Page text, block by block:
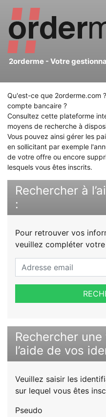
2orderme- Votre
Qu'est-ce que 2orderme.com
compte bancaire ?
Consultez cette plateforme
moyens de recherche à
Vous pouvez ainsi gérer les
en sollicitant par exemple
de votre offre ou encore
lesquels vous êtes inscrits.
Rechercher à
:
Pour retrouver vos
veuillez compléter
Rechercher
l’aide de vos
Veuillez saisir les
sur lequel vous êtes
Pseudo